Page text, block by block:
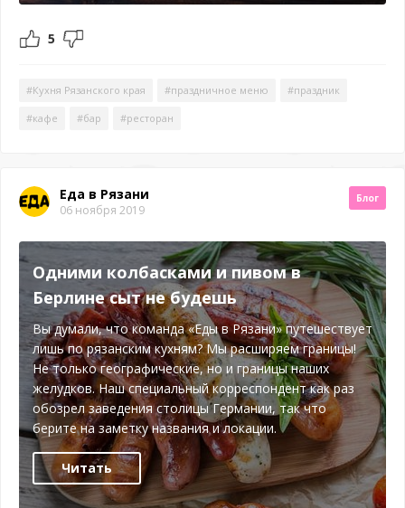
5
#Кухня Рязанского края #праздничное меню #праздник
#кафе #бар #ресторан
Еда в Рязани
06 ноября 2019
Блог
Одними колбасками и пивом в
Берлине сыт не будешь
Вы думали, что команда «Еды в Рязани» путешествует
лишь по рязанским кухням? Мы расширяем границы!
Не только географические, но и границы наших
желудков. Наш специальный корреспондент как раз
обозрел заведения столицы Германии, так что
берите на заметку названия и локации.
Читать